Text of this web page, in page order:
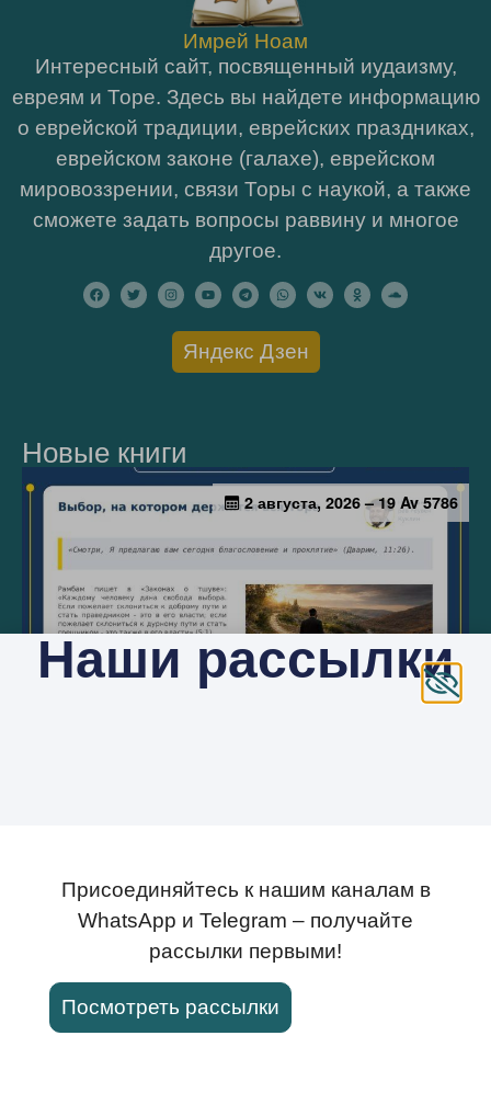
Имрей Ноам
Интересный сайт, посвященный иудаизму,
евреям и Торе. Здесь вы найдете информацию
о еврейской традиции, еврейских праздниках,
еврейском законе (галахе), еврейском
мировоззрении, связи Торы с наукой, а также
сможете задать вопросы раввину и многое
другое.
Яндекс Дзен
Новые книги
Новые видео
Наши рассылки
Присоединяйтесь к нашим каналам в
WhatsApp и Telegram – получайте
рассылки первыми!
Посмотреть рассылки